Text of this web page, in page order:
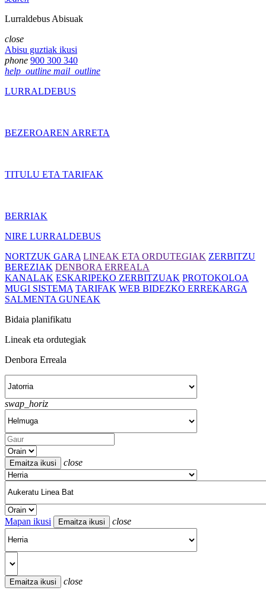
Lurraldebus Abisuak
close
Abisu guztiak ikusi
phone 900 300 340
help_outline mail_outline
LURRALDEBUS
BEZEROAREN ARRETA
TITULU ETA TARIFAK
BERRIAK
NIRE LURRALDEBUS
NORTZUK GARA LINEAK ETA ORDUTEGIAK ZERBITZU
BEREZIAK DENBORA ERREALA
KANALAK ESKARIPEKO ZERBITZUAK PROTOKOLOA
MUGI SISTEMA TARIFAK WEB BIDEZKO ERREKARGA
SALMENTA GUNEAK
Bidaia planifikatu
Lineak eta ordutegiak
Denbora Erreala
swap_horiz
close
Mapan ikusi close
close